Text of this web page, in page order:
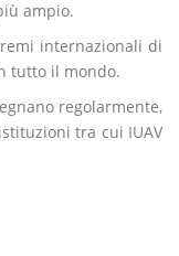
ampio.
internazionali di
tutto il mondo.
regolarmente,
tra cui IUAV